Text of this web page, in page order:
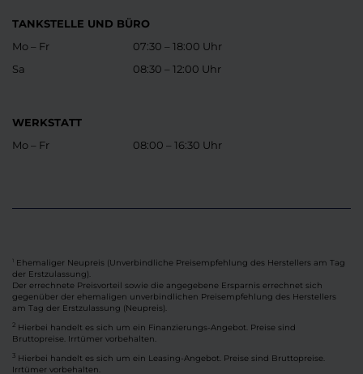
TANKSTELLE UND BÜRO
Mo – Fr
Sa
07:30 – 18:00 Uhr
08:30 – 12:00 Uhr
WERKSTATT
Mo – Fr
08:00 – 16:30 Uhr
Ehemaliger Neupreis (Unverbindliche Preisempfehlung des Herstellers am Tag
der Erstzulassung).
Der errechnete Preisvorteil sowie die angegebene Ersparnis errechnet sich
gegenüber der ehemaligen unverbindlichen Preisempfehlung des Herstellers
am Tag der Erstzulassung (Neupreis).
2 Hierbei handelt es sich um ein Finanzierungs-Angebot. Preise sind
Bruttopreise. Irrtümer vorbehalten.
3 Hierbei handelt es sich um ein Leasing-Angebot. Preise sind Bruttopreise.
Irrtümer vorbehalten.